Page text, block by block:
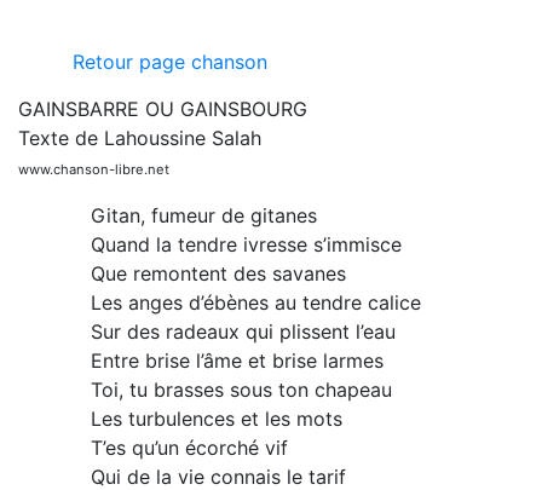
Retour page chanson
GAINSBARRE OU GAINSBOURG
Texte de Lahoussine Salah
www.chanson-libre.net
Gitan, fumeur de gitanes
Quand la tendre ivresse s’immisce
Que remontent des savanes
Les anges d’ébènes au tendre calice
Sur des radeaux qui plissent l’eau
Entre brise l’âme et brise larmes
Toi, tu brasses sous ton chapeau
Les turbulences et les mots
T’es qu’un écorché vif
Qui de la vie connais le tarif